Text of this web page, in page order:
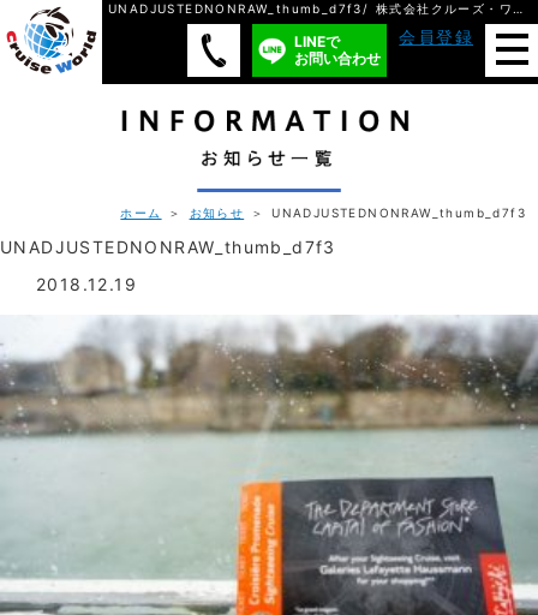
UNADJUSTEDNONRAW_thumb_d7f3/ 株式会社クルーズ・ワールド
LINEで
お問い合わせ
会員登録
ホーム ＞ お知らせ ＞ UNADJUSTEDNONRAW_thumb_d7f3
UNADJUSTEDNONRAW_thumb_d7f3
2018.12.19